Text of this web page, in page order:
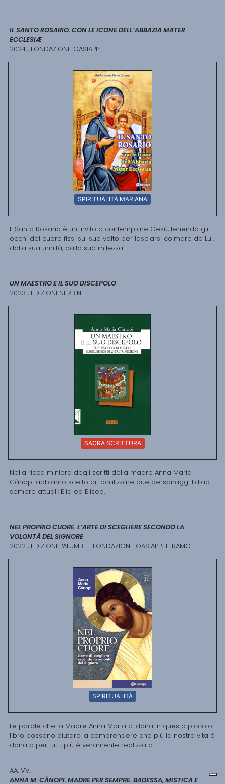
IL SANTO ROSARIO. CON LE ICONE DELL’ABBAZIA MATER
ECCLESIÆ
2024 , FONDAZIONE OASIAPP
SPIRITUALITÀ MARIANA
Il Santo Rosario è un invito a contemplare Gesù, tenendo gli
occhi del cuore fissi sul suo volto per lasciarsi colmare da Lui,
dalla sua umiltà, dalla sua mitezza.
UN MAESTRO E IL SUO DISCEPOLO
2023 , EDIZIONI NERBINI
SACRA SCRITTURA
Nella ricca miniera degli scritti della madre Anna Maria
Cànopi abbiamo scelto di focalizzare due personaggi biblici
sempre attuali: Elia ed Eliseo.
NEL PROPRIO CUORE. L’ARTE DI SCEGLIERE SECONDO LA
VOLONTÀ DEL SIGNORE
2022 , EDIZIONI PALUMBI – FONDAZIONE OASIAPP, TERAMO
SPIRITUALITÀ
Le parole che la Madre Anna Maria ci dona in questo piccolo
libro possono aiutarci a comprendere che più la nostra vita è
donata per tutti, più è veramente realizzata.
AA. VV.
ANNA M. CÀNOPI. MADRE PER SEMPRE. BADESSA, MISTICA E